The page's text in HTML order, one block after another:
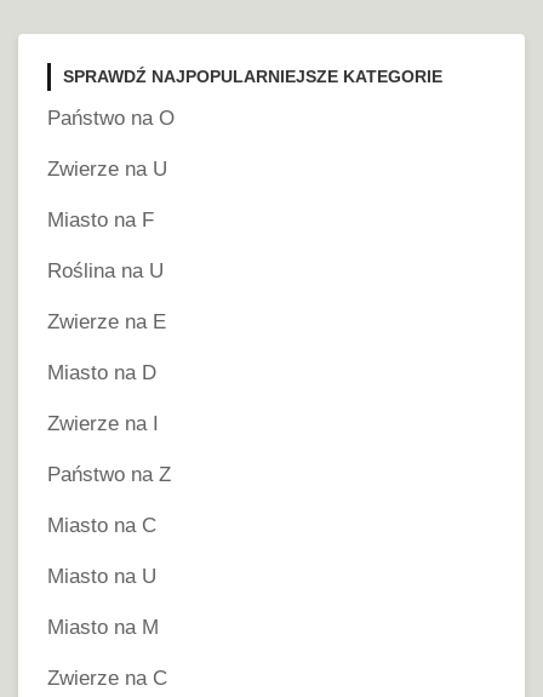
SPRAWDŹ NAJPOPULARNIEJSZE KATEGORIE
Państwo na O
Zwierze na U
Miasto na F
Roślina na U
Zwierze na E
Miasto na D
Zwierze na I
Państwo na Z
Miasto na C
Miasto na U
Miasto na M
Zwierze na C